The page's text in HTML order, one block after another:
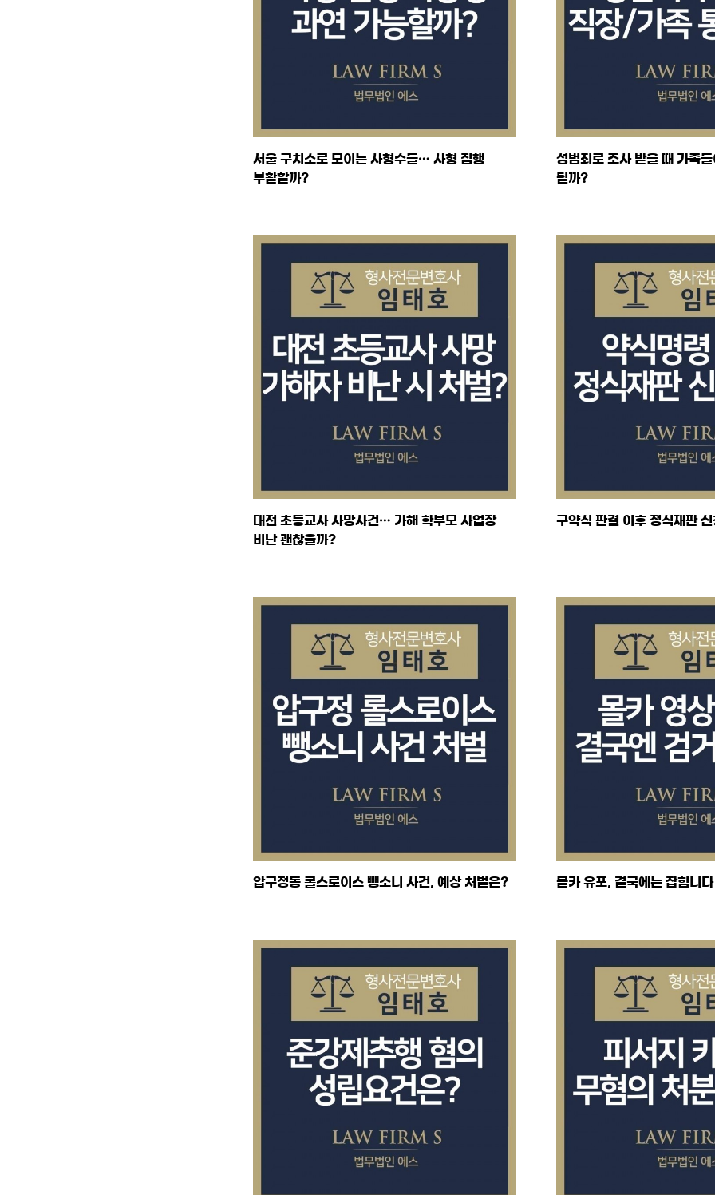
서울 구치소로 모이는 사형수들… 사형 집행
부활할까?
성범죄로 조사 받을 때 가족
될까?
대전 초등교사 사망사건… 가해 학부모 사업장
비난 괜찮을까?
구약식 판결 이후 정식재판
압구정동 롤스로이스 뺑소니 사건, 예상 처벌은? 몰카 유포, 결국에는 잡힙니다